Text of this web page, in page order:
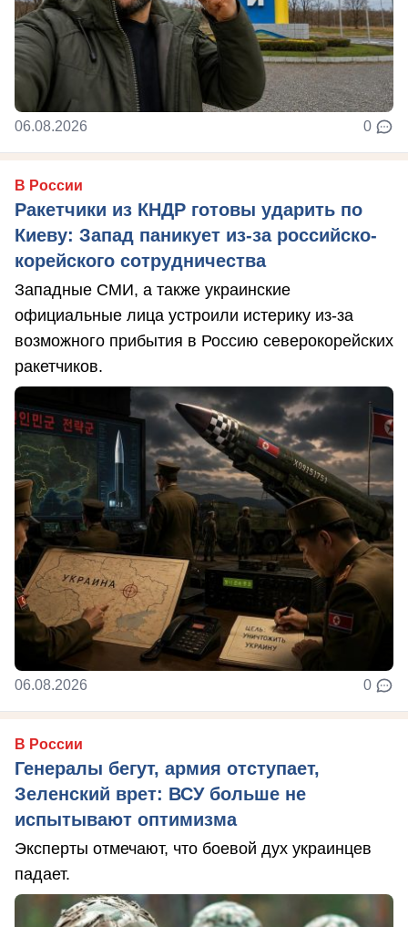
06.08.2026 0
В России
Ракетчики из КНДР готовы ударить по
Киеву: Запад паникует из-за российско-
корейского сотрудничества
Западные СМИ, а также украинские
официальные лица устроили истерику из-за
возможного прибытия в Россию северокорейских
ракетчиков.
06.08.2026 0
В России
Генералы бегут, армия отступает,
Зеленский врет: ВСУ больше не
испытывают оптимизма
Эксперты отмечают, что боевой дух украинцев
падает.